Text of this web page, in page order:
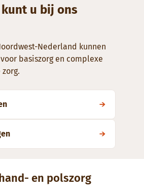
u bij ons
Nederland kunnen
basiszorg en complexe
en polszorg